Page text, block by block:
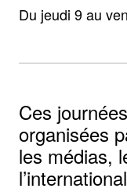
Du jeudi 9 au
Ces
organisées
les médias,